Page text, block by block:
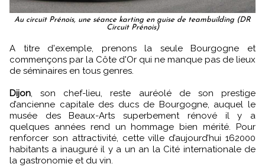
Au circuit Prénois, une séance karting en guise de teambuilding (DR
Circuit Prénois)
A titre d'exemple, prenons la seule Bourgogne et
commençons par la Côte d'Or qui ne manque pas de lieux
de séminaires en tous genres.
Dijon, son chef-lieu, reste auréolé de son prestige
d’ancienne capitale des ducs de Bourgogne, auquel le
musée des Beaux-Arts superbement rénové il y a
quelques années rend un hommage bien mérité. Pour
renforcer son attractivité, cette ville d’aujourd’hui 162000
habitants a inauguré il y a un an la Cité internationale de
la gastronomie et du vin.